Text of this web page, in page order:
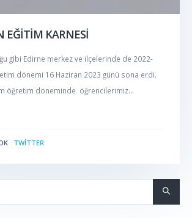
EĞİTİM KARNESİ
gibi Edirne merkez ve ilçelerinde de 2022-
dönemi 16 Haziran 2023 günü sona erdi.
öğretim döneminde öğrencilerimiz...
TWITTER